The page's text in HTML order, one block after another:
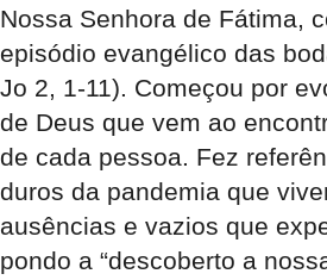
Nossa Senhora de Fátima,
episódio evangélico das
Jo 2, 1-11). Começou por
de Deus que vem ao
de cada pessoa. Fez
duros da pandemia que
ausências e vazios que
pondo a “descoberto a